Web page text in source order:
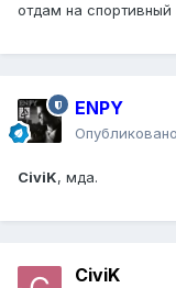
отдам на спортивный
ENPY
Опубликовано
CiviK, мда.
CiviK